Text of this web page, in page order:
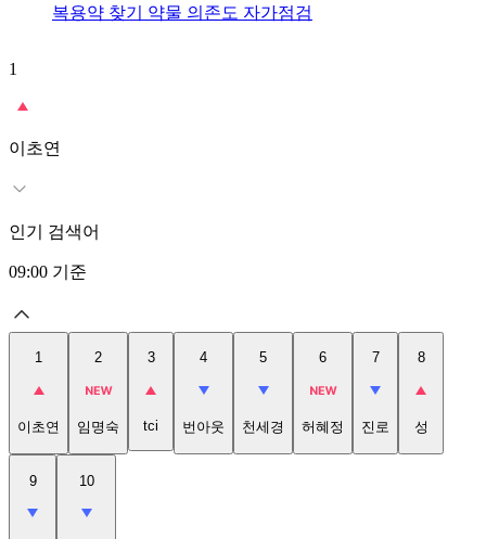
복용약 찾기 약물 의존도 자가점검
1
이초연
인기 검색어
09:00 기준
1
이초연
2
임명숙
3
tci
4
번아웃
5
천세경
6
허혜정
7
진로
8
성
9 10